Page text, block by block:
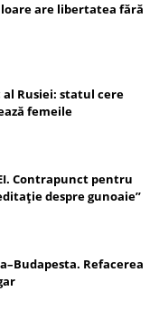
are libertatea fără
Rusiei: statul cere
femeile
Contrapunct pentru
despre gunoaie”
Refacerea